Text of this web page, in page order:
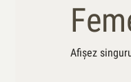
Afișez